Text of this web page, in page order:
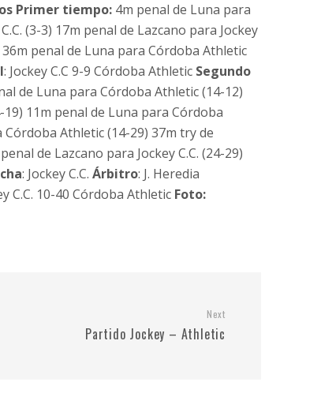
Primer tiempo: 4m penal de Luna para
(3-3) 17m penal de Lazcano para Jockey
penal de Luna para Córdoba Athletic
: Jockey C.C 9-9 Córdoba Athletic Segundo
de Luna para Córdoba Athletic (14-12)
11m penal de Luna para Córdoba
Athletic (14-29) 37m try de
de Lazcano para Jockey C.C. (24-29)
: Jockey C.C. Árbitro: J. Heredia
C.C. 10-40 Córdoba Athletic Foto:
Next
Partido Jockey – Athletic